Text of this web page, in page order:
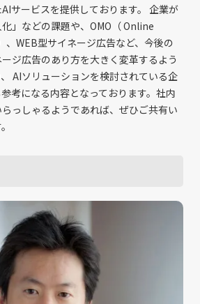
サービスを提供しております。 企業が
」などの課題や、OMO（ Online
WEB型サイネージ広告など、今後の
ジ広告のあり方を大きく変革するよう
AIソリューションを検討されている企
考になる内容となっております。社内
っしゃるようであれば、ぜひご共有い